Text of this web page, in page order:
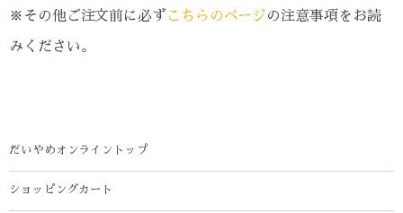
※その他ご注文前に必ず こちらのページ の注意事項をお読
みください。
だいやめオンライントップ
ショッピングカート